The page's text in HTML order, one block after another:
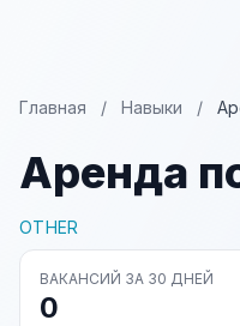
Главная / Навыки /
Аренда
OTHER
ВАКАНСИЙ ЗА 30 ДНЕЙ
0